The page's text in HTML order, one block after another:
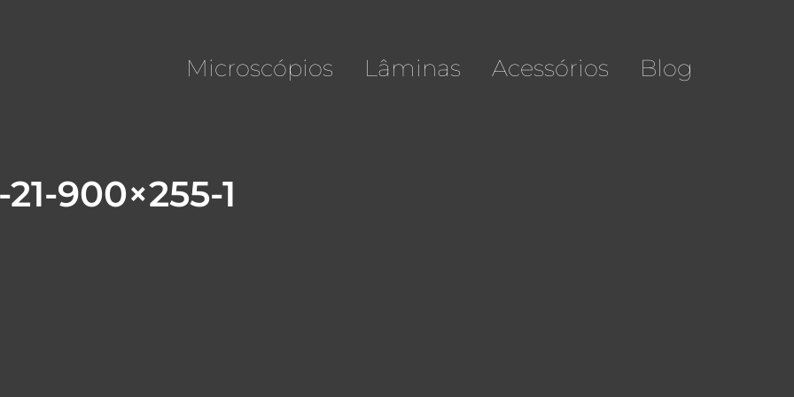
Microscópios Lâminas Acessórios Blog
900×255-1